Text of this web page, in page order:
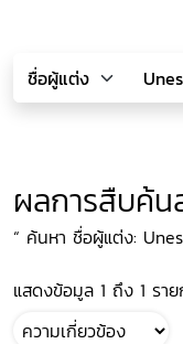
ผลการสืบค้น
“ ค้นหา ชื่อผู้แต่ง:
แสดงข้อมูล 1 ถึง 1 รา